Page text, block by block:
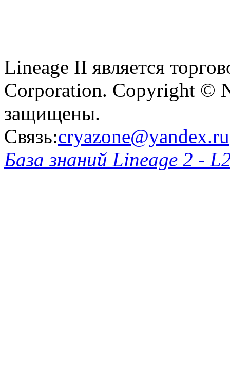
Lineage II является
Corporation. Copyright ©
защищены.
Связь:cryazone@yandex.ru
База знаний Lineage 2 -